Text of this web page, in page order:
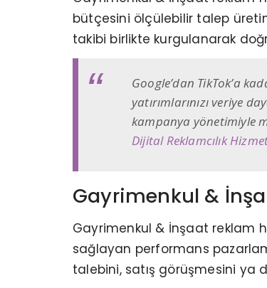
bütçesini ölçülebilir talep
takibi birlikte kurgulanarak
Google’dan TikTok’a
yatırımlarınızı veriye
kampanya yönetimiyle
Dijital Reklamcılık
Gayrimenkul &
Gayrimenkul & İnşaat reklam
sağlayan performans
talebini, satış görüşmesini ya